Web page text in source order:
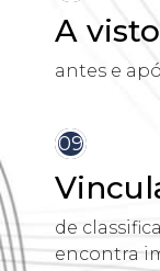
A
antes e
09
de
encontra